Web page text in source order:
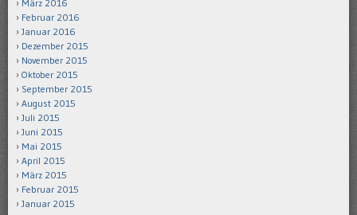
März 2016
Februar 2016
Januar 2016
Dezember 2015
November 2015
Oktober 2015
September 2015
August 2015
Juli 2015
Juni 2015
Mai 2015
April 2015
März 2015
Februar 2015
Januar 2015